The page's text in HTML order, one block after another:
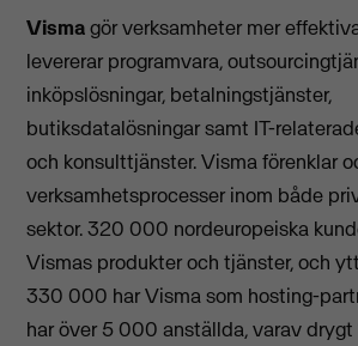
Vismagör verksamheter mer
levererar programvara,
inköpslösningar, betalningstjänster,
butiksdatalösningar samt IT-
och konsulttjänster. Visma förenklar
verksamhetsprocesser inom både
sektor. 320 000 nordeuropeiska
Vismas produkter och tjänster, och
330 000 har Visma som hosting-
har över 5 000 anställda, varav drygt